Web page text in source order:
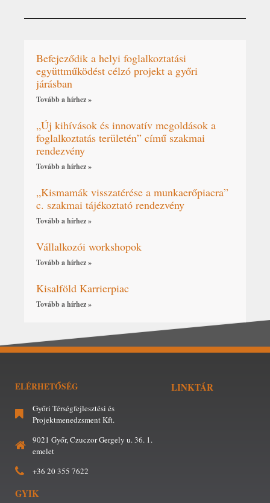
Befejeződik a helyi foglalkoztatási
együttműködést célzó projekt a győri
járásban
Tovább a hírhez »
„Új kihívások és innovatív megoldások a
foglalkoztatás területén” című szakmai
rendezvény
Tovább a hírhez »
„Kismamák visszatérése a munkaerőpiacra”
c. szakmai tájékoztató rendezvény
Tovább a hírhez »
Vállalkozói workshopok
Tovább a hírhez »
Kisalföld Karrierpiac
Tovább a hírhez »
ELÉRHETŐSÉG
Győri Térségfejlesztési és
Projektmenedzsment Kft.
9021 Győr, Czuczor Gergely u. 36. 1.
emelet
+36 20 355 7622
LINKTÁR
GYIK